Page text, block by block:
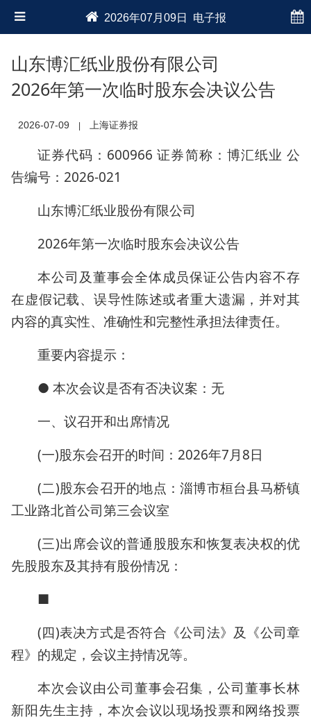
2026年07月09日 电子报
山东博汇纸业股份有限公司
2026年第一次临时股东会决议公告
2026-07-09 上海证券报
证券代码：600966 证券简称：博汇纸业 公
告编号：2026-021
山东博汇纸业股份有限公司
2026年第一次临时股东会决议公告
本公司及董事会全体成员保证公告内容不存
在虚假记载、误导性陈述或者重大遗漏，并对其
内容的真实性、准确性和完整性承担法律责任。
重要内容提示：
● 本次会议是否有否决议案：无
一、议召开和出席情况
(一)股东会召开的时间：2026年7月8日
(二)股东会召开的地点：淄博市桓台县马桥镇
工业路北首公司第三会议室
(三)出席会议的普通股股东和恢复表决权的优
先股股东及其持有股份情况：
■
(四)表决方式是否符合《公司法》及《公司章
程》的规定，会议主持情况等。
本次会议由公司董事会召集，公司董事长林
新阳先生主持，本次会议以现场投票和网络投票